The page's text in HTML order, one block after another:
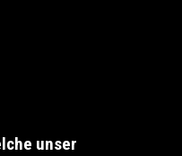
unser